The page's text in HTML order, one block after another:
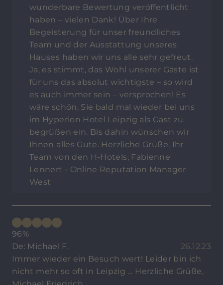
wunderbare Bewertung veröffentlicht
haben – vielen Dank! Über Ihre
Begeisterung für unser freundliches
Team und der Ausstattung unseres
Hauses haben wir uns alle sehr gefreut.
Ja, es stimmt, das Wohl unserer Gäste ist
für uns das absolut wichtigste – so wird
es auch immer sein – versprochen! Es
wäre schön, Sie bald mal wieder bei uns
im Hyperion Hotel Leipzig als Gast zu
begrüßen ein. Bis dahin wünschen wir
Ihnen alles Gute. Herzliche Grüße, Ihr
Team von den H-Hotels, Fabienne
Lennert - Online Reputation Manager
West
96%
De: Michael F.
26.12.23
Immer wieder ein Besuch wert! Leider bin ich
nicht mehr so oft in Leipzig … Herzliche Grüße,